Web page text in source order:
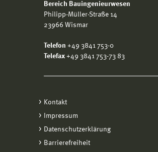
Bereich Bauingenieurwesen
Philipp-Müller-Straße 14
23966 Wismar
Telefon +49 3841 753-0
Telefax +49 3841 753-73 83
Kontakt
Impressum
Datenschutzerklärung
Barrierefreiheit